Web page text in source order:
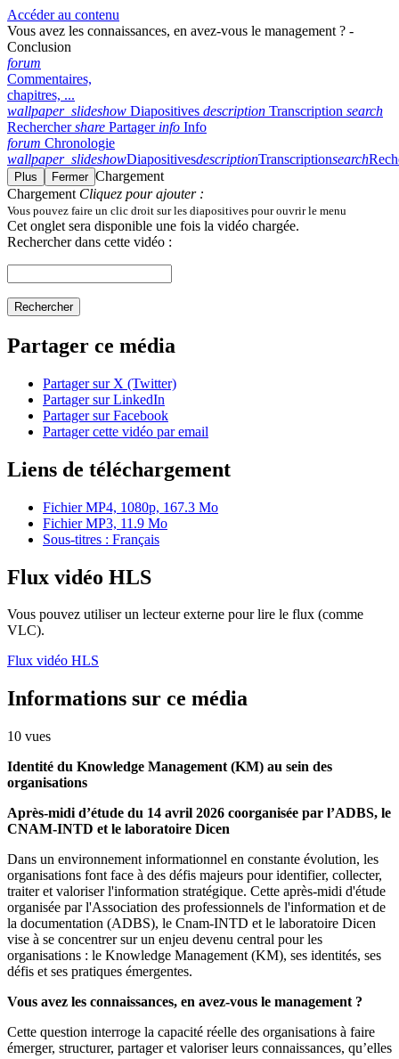
Accéder au contenu
Vous avez les connaissances, en avez‑vous le management ? -
Conclusion
forum
Commentaires,
chapitres, ...
wallpaper_slideshow Diapositives description Transcription search
Rechercher share Partager info Info
forum Chronologie
wallpaper_slideshowDiapositivesdescriptionTranscriptionsearch
Plus Fermer Chargement
Chargement Cliquez pour ajouter :
Vous pouvez faire un clic droit sur les diapositives pour ouvrir le menu
Cet onglet sera disponible une fois la vidéo chargée.
Rechercher dans cette vidéo :
Rechercher
Partager ce média
Partager sur X (Twitter)
Partager sur LinkedIn
Partager sur Facebook
Partager cette vidéo par email
Liens de téléchargement
Fichier MP4, 1080p, 167.3 Mo
Fichier MP3, 11.9 Mo
Sous-titres : Français
Flux vidéo HLS
Vous pouvez utiliser un lecteur externe pour lire le flux (comme
VLC).
Flux vidéo HLS
Informations sur ce média
10 vues
Identité du Knowledge Management (KM) au sein des
organisations
Après-midi d’étude du 14 avril 2026 coorganisée par l’ADBS, le
CNAM-INTD et le laboratoire Dicen
Dans un environnement informationnel en constante évolution, les
organisations font face à des défis majeurs pour identifier, collecter,
traiter et valoriser l'information stratégique. Cette après-midi d'étude
organisée par l'Association des professionnels de l'information et de
la documentation (ADBS), le Cnam-INTD et le laboratoire Dicen
vise à se concentrer sur un enjeu devenu central pour les
organisations : le Knowledge Management (KM), ses identités, ses
défis et ses pratiques émergentes.
Vous avez les connaissances, en avez‑vous le management ?
Cette question interroge la capacité réelle des organisations à faire
émerger, structurer, partager et valoriser leurs connaissances, qu’elles